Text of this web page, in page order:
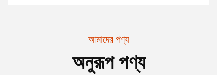
আমাদের পণ্য
অনুরূপ পণ্য